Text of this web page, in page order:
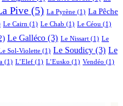
Pive (5) La Pyrène (1) La Pêche
Le Cairn (1) Le Chab (1) Le Céou (1)
Le Galléco (3) Le Nissart (1) Le
Sol-Violette (1) Le Soudicy (3) Le
(1) L’Elef (1) L’Eusko (1) Vendéo (1)